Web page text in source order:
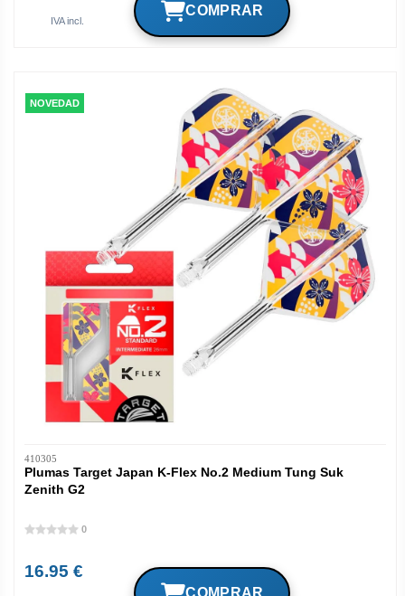
IVA incl.
NOVEDAD
410305
Plumas Target Japan K-Flex No.2 Medium Tung Suk
Zenith G2
0
16.95 €